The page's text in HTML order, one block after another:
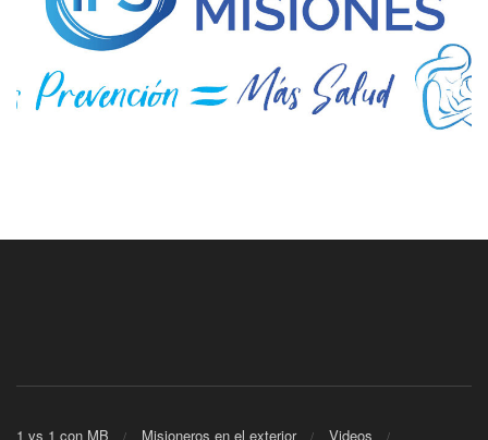
1 vs 1 con MB Misioneros en el exterior Videos